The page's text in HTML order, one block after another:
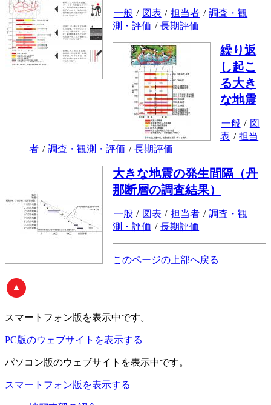
一般 / 図表 / 担当者 / 調査・観
測・評価 / 長期評価
繰り返
し起こ
る大き
な地震
一般 / 図
表 / 担当
者 / 調査・観測・評価 / 長期評価
大きな地震の発生間隔（丹
那断層の調査結果）
一般 / 図表 / 担当者 / 調査・観
測・評価 / 長期評価
このページの上部へ戻る
スマートフォン版 を表示中です。
PC版のウェブサイトを表示する
パソコン版のウェブサイトを表示中です。
スマートフォン版を表示する